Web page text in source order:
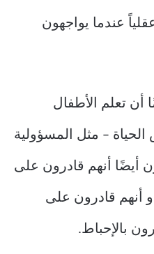
عندما يواجهون
أن تعلم الأطفال
– مثل المسؤولية
أيضًا أنهم قادرون على
أنهم قادرون على
بالإحباط.